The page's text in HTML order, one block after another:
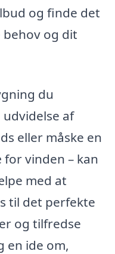
og finde det
og dit
du
af
eller måske en
vinden – kan
med at
til det perfekte
og tilfredse
en ide om,